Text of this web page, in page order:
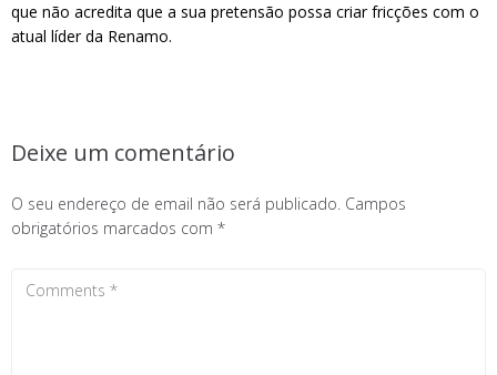
que não acredita que a sua pretensão possa criar fricções com o
atual líder da Renamo.
Deixe um comentário
O seu endereço de email não será publicado. Campos
obrigatórios marcados com *